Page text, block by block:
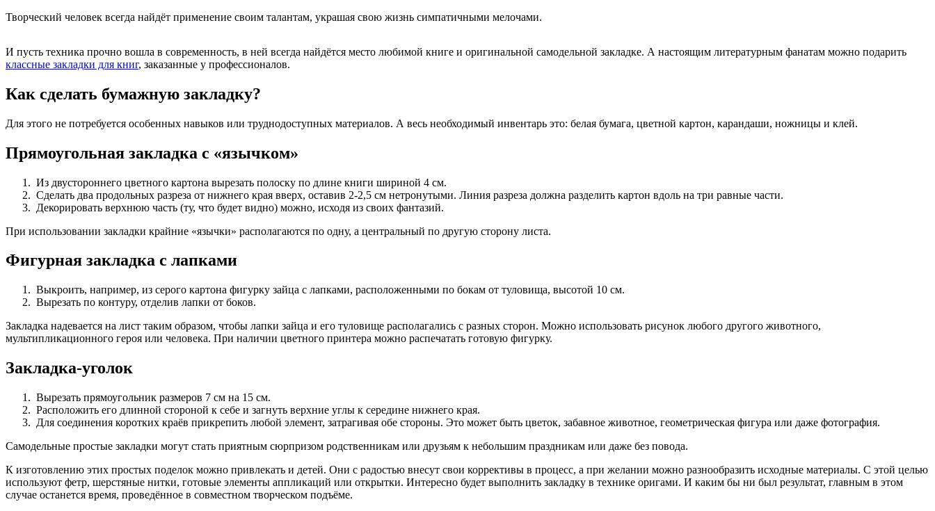
Творческий человек всегда найдёт применение своим талантам, украшая свою жизнь симпатичными мелочами.
И пусть техника прочно вошла в современность, в ней всегда найдётся место любимой книге и оригинальной самодельной закладке. А настоящим литературным фанатам можно подарить
классные закладки для книг, заказанные у профессионалов.
Как сделать бумажную закладку?
Для этого не потребуется особенных навыков или труднодоступных материалов. А весь необходимый инвентарь это: белая бумага, цветной картон, карандаши, ножницы и клей.
Прямоугольная закладка с «язычком»
Из двустороннего цветного картона вырезать полоску по длине книги шириной 4 см.
Сделать два продольных разреза от нижнего края вверх, оставив 2-2,5 см нетронутыми. Линия разреза должна разделить картон вдоль на три равные части.
Декорировать верхнюю часть (ту, что будет видно) можно, исходя из своих фантазий.
При использовании закладки крайние «язычки» располагаются по одну, а центральный по другую сторону листа.
Фигурная закладка с лапками
Выкроить, например, из серого картона фигурку зайца с лапками, расположенными по бокам от туловища, высотой 10 см.
Вырезать по контуру, отделив лапки от боков.
Закладка надевается на лист таким образом, чтобы лапки зайца и его туловище располагались с разных сторон. Можно использовать рисунок любого другого животного,
мультипликационного героя или человека. При наличии цветного принтера можно распечатать готовую фигурку.
Закладка-уголок
Вырезать прямоугольник размеров 7 см на 15 см.
Расположить его длинной стороной к себе и загнуть верхние углы к середине нижнего края.
Для соединения коротких краёв прикрепить любой элемент, затрагивая обе стороны. Это может быть цветок, забавное животное, геометрическая фигура или даже фотография.
Самодельные простые закладки могут стать приятным сюрпризом родственникам или друзьям к небольшим праздникам или даже без повода.
К изготовлению этих простых поделок можно привлекать и детей. Они с радостью внесут свои коррективы в процесс, а при желании можно разнообразить исходные материалы. С этой целью
используют фетр, шерстяные нитки, готовые элементы аппликаций или открытки. Интересно будет выполнить закладку в технике оригами. И каким бы ни был результат, главным в этом
случае останется время, проведённое в совместном творческом подъёме.